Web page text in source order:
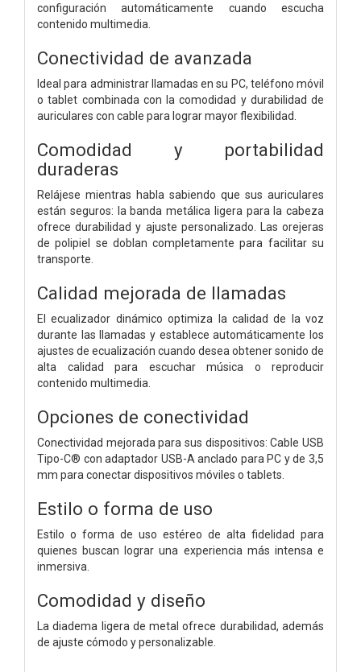
configuración automáticamente cuando escucha
contenido multimedia.
Conectividad de avanzada
Ideal para administrar llamadas en su PC, teléfono móvil
o tablet combinada con la comodidad y durabilidad de
auriculares con cable para lograr mayor flexibilidad.
Comodidad y portabilidad
duraderas
Relájese mientras habla sabiendo que sus auriculares
están seguros: la banda metálica ligera para la cabeza
ofrece durabilidad y ajuste personalizado. Las orejeras
de polipiel se doblan completamente para facilitar su
transporte.
Calidad mejorada de llamadas
El ecualizador dinámico optimiza la calidad de la voz
durante las llamadas y establece automáticamente los
ajustes de ecualización cuando desea obtener sonido de
alta calidad para escuchar música o reproducir
contenido multimedia.
Opciones de conectividad
Conectividad mejorada para sus dispositivos: Cable USB
Tipo-C® con adaptador USB-A anclado para PC y de 3,5
mm para conectar dispositivos móviles o tablets.
Estilo o forma de uso
Estilo o forma de uso estéreo de alta fidelidad para
quienes buscan lograr una experiencia más intensa e
inmersiva.
Comodidad y diseño
La diadema ligera de metal ofrece durabilidad, además
de ajuste cómodo y personalizable.